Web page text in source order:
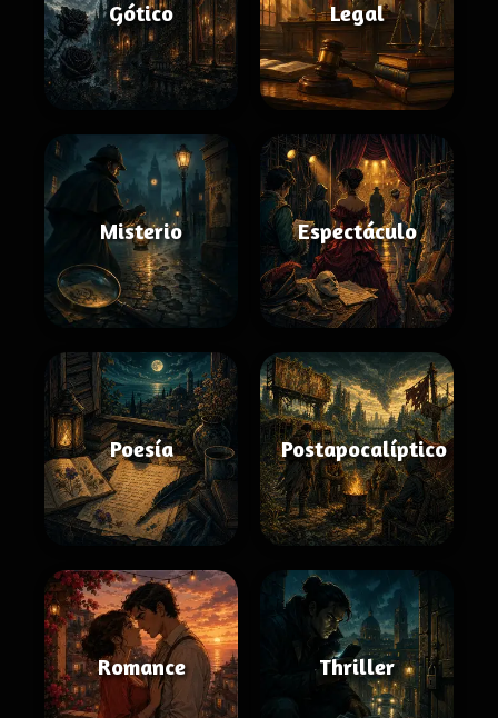
Gótico Legal
Misterio Espectáculo
Poesía Postapocalíptico
Romance Thriller